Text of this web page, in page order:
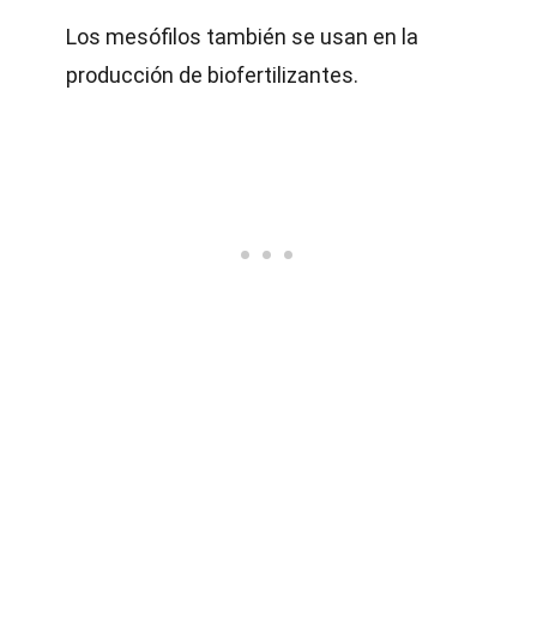
Los mesófilos también se usan en la
producción de biofertilizantes.